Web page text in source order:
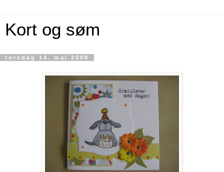
Kort og søm
torsdag 14. mai 2009